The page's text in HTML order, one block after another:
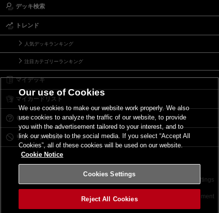
デッキ検索
トレンド
人気デッキランキング
注目カテゴリーランキング
マイデッキ
マイカードリスト
Ｑ＆Ａ
リミットレギュレーション
サイトポリシー Cookies Settings
©2026 Konami Digital Entertainment
Our use of Cookies
We use cookies to make our website work properly. We also
use cookies to analyze the traffic of our website, to provide
you with the advertisement tailored to your interest, and to
link our website to the social media. If you select “Accept All
Cookies”, all of these cookies will be used on our website.
Cookie Notice
Cookies Settings
Reject All Cookies